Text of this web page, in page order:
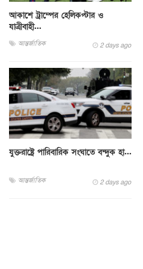
আকাশে ট্রাম্পের হেলিকপ্টার ও
যাত্রীবাহী...
আন্তর্জাতিক 2 days ago
যুক্তরাষ্ট্রে পারিবারিক সংঘাতে বন্দুক হা...
আন্তর্জাতিক 2 days ago